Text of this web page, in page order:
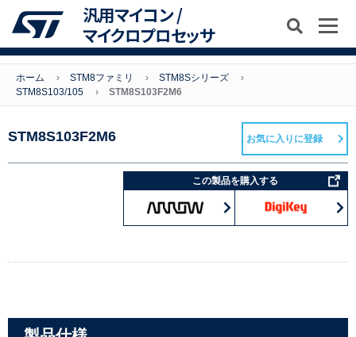
汎用マイコン /
マイクロプロセッサ
ホーム STM8ファミリ
STM8Sシリーズ
STM8S103/105
STM8S103F2M6
STM8S103F2M6
この製品を購入する
お気に入りに登録